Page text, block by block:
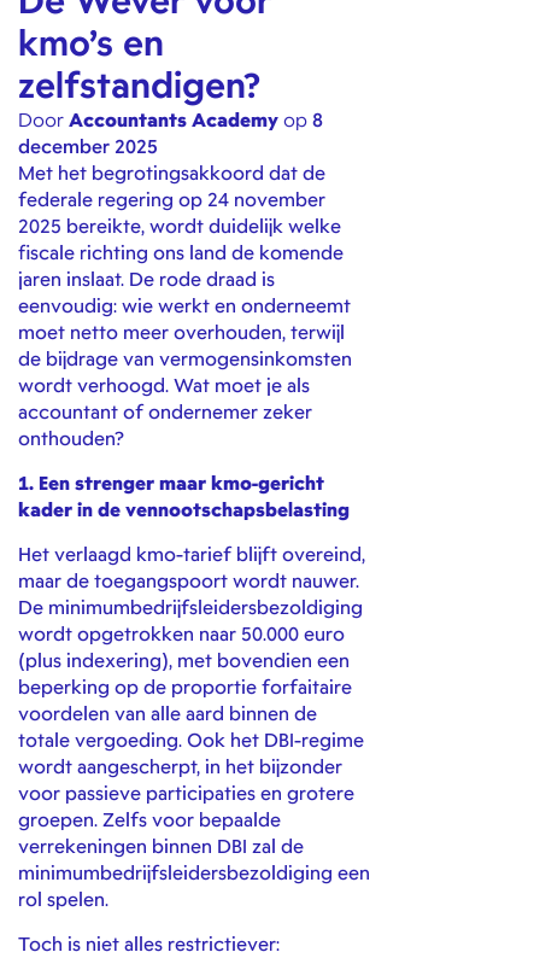
kmo’s en
zelfstandigen?
Door Accountants Academy op 8
december 2025
Met het begrotingsakkoord dat de
federale regering op 24 november
2025 bereikte, wordt duidelijk welke
fiscale richting ons land de komende
jaren inslaat. De rode draad is
eenvoudig: wie werkt en onderneemt
moet netto meer overhouden, terwijl
de bijdrage van vermogensinkomsten
wordt verhoogd. Wat moet je als
accountant of ondernemer zeker
onthouden?
1. Een strenger maar kmo-gericht
kader in de vennootschapsbelasting
Het verlaagd kmo-tarief blijft overeind,
maar de toegangspoort wordt nauwer.
De minimumbedrijfsleidersbezoldiging
wordt opgetrokken naar 50.000 euro
(plus indexering), met bovendien een
beperking op de proportie forfaitaire
voordelen van alle aard binnen de
totale vergoeding. Ook het DBI-regime
wordt aangescherpt, in het bijzonder
voor passieve participaties en grotere
groepen. Zelfs voor bepaalde
verrekeningen binnen DBI zal de
minimumbedrijfsleidersbezoldiging een
rol spelen.
Toch is niet alles restrictiever: